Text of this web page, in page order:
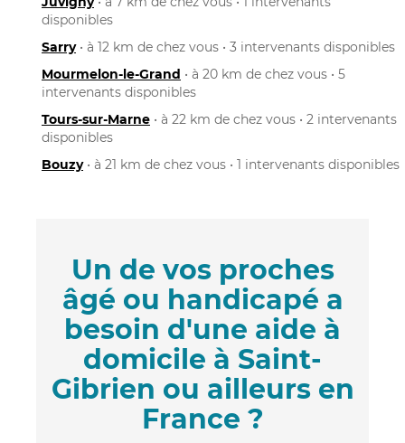
disponibles
Sarry• à 12 km de chez vous • 3 intervenants disponibles
Mourmelon-le-Grand • à 20 km de chez vous • 5
intervenants disponibles
Tours-sur-Marne • à 22 km de chez vous • 2 intervenants
disponibles
Bouzy• à 21 km de chez vous • 1 intervenants disponibles
Un de vos proches
âgé ou handicapé a
besoin d'une aide à
domicile à Saint-
Gibrien ou ailleurs en
France ?